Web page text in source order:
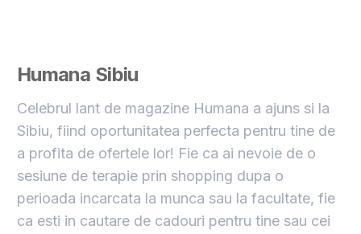
Humana Sibiu
Celebrul lant de magazine Humana a ajuns si la
Sibiu, fiind oportunitatea perfecta pentru tine de
a profita de ofertele lor! Fie ca ai nevoie de o
sesiune de terapie prin shopping dupa o
perioada incarcata la munca sau la facultate, fie
ca esti in cautare de cadouri pentru tine sau cei